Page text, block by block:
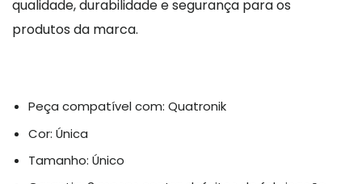
qualidade, durabilidade e segurança para os
produtos da marca.
Peça compatível com: Quatronik
Cor: Única
Tamanho: Único